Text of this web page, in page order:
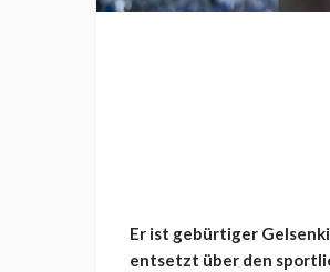
Er ist gebürtiger
entsetzt über den